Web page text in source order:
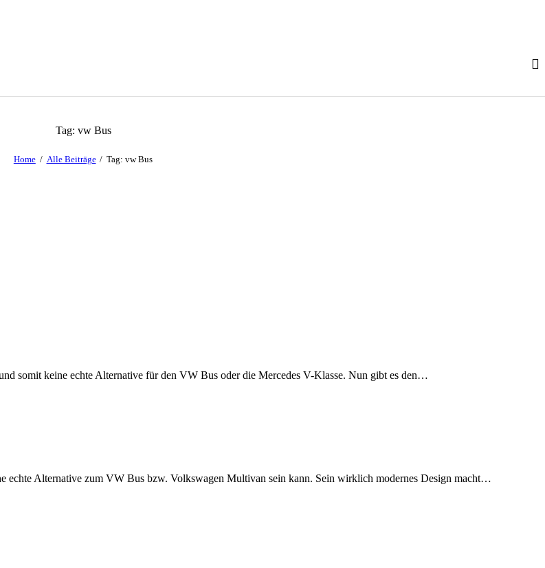
Tag: vw Bus
Home Alle Beiträge Tag: vw Bus
somit keine echte Alternative für den VW Bus oder die Mercedes V-Klasse. Nun gibt es den…
echte Alternative zum VW Bus bzw. Volkswagen Multivan sein kann. Sein wirklich modernes Design macht…